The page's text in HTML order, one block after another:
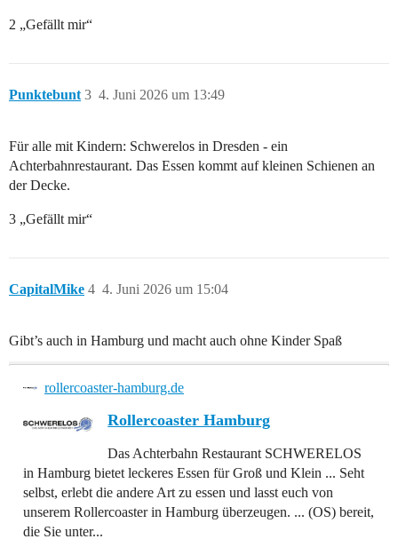
2 „Gefällt mir“
Punktebunt 4. Juni 2026 um 13:49
3
Für alle mit Kindern: Schwerelos in Dresden - ein
Achterbahnrestaurant. Das Essen kommt auf kleinen Schienen an
der Decke.
3 „Gefällt mir“
CapitalMike 4. Juni 2026 um 15:04
4
Gibt’s auch in Hamburg und macht auch ohne Kinder Spaß
rollercoaster-hamburg.de
Rollercoaster Hamburg
Das Achterbahn Restaurant SCHWERELOS
in Hamburg bietet leckeres Essen für Groß und Klein ... Seht
selbst, erlebt die andere Art zu essen und lasst euch von
unserem Rollercoaster in Hamburg überzeugen. ... (OS) bereit,
die Sie unter...